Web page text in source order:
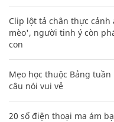
Clip lột tả chân thực
mèo', người tinh ý còn
con
Mẹo học thuộc Bảng
câu nói vui vẻ
20 số điện thoại ma ám